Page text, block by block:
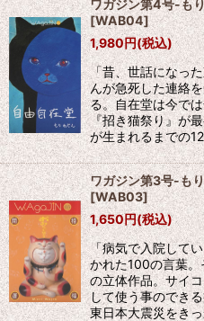
ワガジン第4号-も
[WAB04]
1,980円(税込)
「昔、世話になっ
んが急死した連絡
る。自在堂は今で
『招き猫祭り』が
が生まれるまでの
ワガジン第3号-も
[WAB03]
1,650円(税込)
「病気で入院して
かれた100の言葉
の立体作品。サイ
して使う事のでき
東日本大震災をき